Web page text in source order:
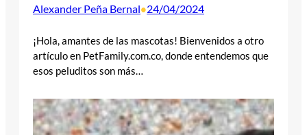
Alexander Peña Bernal•24/04/2024
¡Hola, amantes de las mascotas! Bienvenidos a otro
artículo en PetFamily.com.co, donde entendemos que
esos peluditos son más…